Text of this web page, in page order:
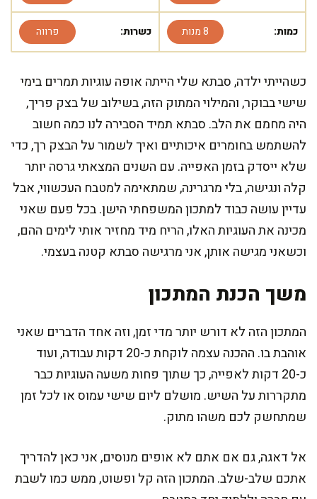
כמות: 8 מנות כשרות: פרווה
כשהייתי ילדה, סבתא שלי הייתה אופה עוגיות תמרים בימי
שישי בבוקר, והמילוי המתוק הזה, בשילוב של בצק פריך,
היה מחמם את הלב. סבתא תמיד הסבירה לנו כמה חשוב
להשתמש בחומרים איכותיים ואיך לשמור על הבצק רך, כדי
שלא ייסדק בזמן האפייה. עם השנים המצאתי גרסה יותר
קלה ונגישה, בלי מרגרינה, שמתאימה למטבח העכשווי, אבל
עדיין עושה כבוד למתכון המשפחתי הישן. בכל פעם שאני
מכינה את העוגיות האלו, הריח מיד מחזיר אותי לימים ההם,
וכשאני מגישה אותן, אני מרגישה סבתא קטנה בעצמי.
משך הכנת המתכון
המתכון הזה לא דורש יותר מדי זמן, וזה אחד הדברים שאני
אוהבת בו. ההכנה עצמה לוקחת כ-20 דקות עבודה, ועוד
כ-20 דקות לאפייה, כך שתוך פחות משעה העוגיות כבר
מתקררות על השיש. מושלם ליום שישי עמוס או לכל זמן
שמתחשק לכם משהו מתוק.
אל דאגה, גם אם אתם לא אופים מנוסים, אני כאן להדריך
אתכם שלב-שלב. המתכון הזה קל ופשוט, ממש כמו לשבת